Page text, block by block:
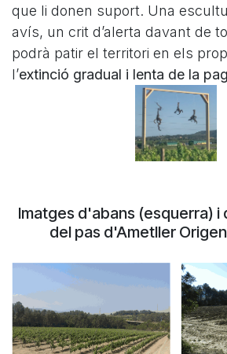
que li donen suport. Una
avís, un crit d’alerta davant de
podrà patir el territori en els
l’extinció gradual i lenta de la
Imatges d'abans (esquerra)
del pas d'Ametller